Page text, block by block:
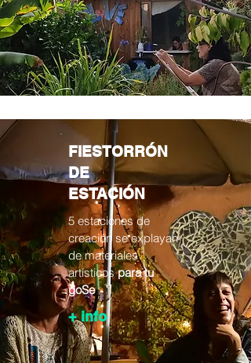
FIESTORRÓN
DE
ESTACIÓN
5 estaciones de
creación se explayan
de materiales
artísticospara tu
goSe
+ info